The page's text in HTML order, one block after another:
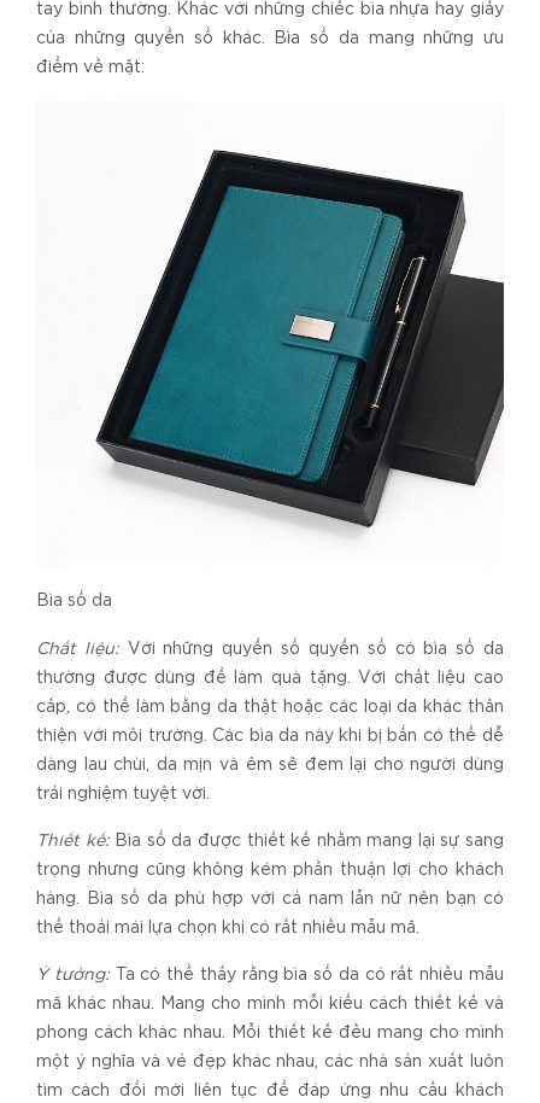
tay bình thường. Khác với những chiếc bìa nhựa hay giấy
của những quyển sổ khác. Bìa sổ da mang những ưu
điểm về mặt:
Bìa sổ da
Chất liệu:Với những quyển sổ quyển sổ có bìa sổ da
thường được dùng để làm quà tặng. Với chất liệu cao
cấp, có thể làm bằng da thật hoặc các loại da khác thân
thiện với môi trường. Các bìa da này khi bị bẩn có thể dễ
dàng lau chùi, da mịn và êm sẽ đem lại cho người dùng
trải nghiệm tuyệt vời.
Thiết kế:Bìa sổ da được thiết kế nhằm mang lại sự sang
trọng nhưng cũng không kém phần thuận lợi cho khách
hàng. Bìa sổ da phù hợp với cả nam lẫn nữ nên bạn có
thể thoải mái lựa chọn khi có rất nhiều mẫu mã.
Ý tưởng:Ta có thể thấy rằng bìa sổ da có rất nhiều mẫu
mã khác nhau. Mang cho mình mỗi kiểu cách thiết kế và
phong cách khác nhau. Mỗi thiết kế đều mang cho mình
một ý nghĩa và vẻ đẹp khác nhau, các nhà sản xuất luôn
tìm cách đổi mới liên tục để đáp ứng nhu cầu khách